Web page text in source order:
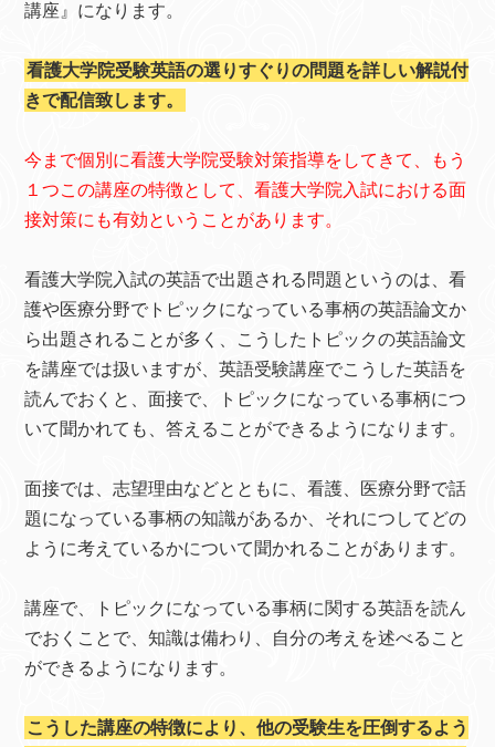
講座』になります。
看護大学院受験英語の選りすぐりの問題を詳しい解説付
きで配信致します。
今まで個別に看護大学院受験対策指導をしてきて、もう
１つこの講座の特徴として、看護大学院入試における面
接対策にも有効ということがあります。
看護大学院入試の英語で出題される問題というのは、看
護や医療分野でトピックになっている事柄の英語論文か
ら出題されることが多く、こうしたトピックの英語論文
を講座では扱いますが、英語受験講座でこうした英語を
読んでおくと、面接で、トピックになっている事柄につ
いて聞かれても、答えることができるようになります。
面接では、志望理由などとともに、看護、医療分野で話
題になっている事柄の知識があるか、それにつしてどの
ように考えているかについて聞かれることがあります。
講座で、トピックになっている事柄に関する英語を読ん
でおくことで、知識は備わり、自分の考えを述べること
ができるようになります。
こうした講座の特徴により、他の受験生を圧倒するよう